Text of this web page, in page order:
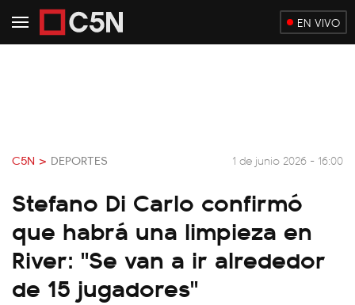
EN VIVO
C5N > DEPORTES 1 de junio 2026 - 16:00
Stefano Di Carlo confirmó
que habrá una limpieza en
River: "Se van a ir alrededor
de 15 jugadores"